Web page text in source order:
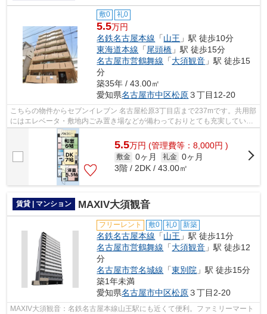
敷0 礼0
5.5万円
名鉄名古屋本線 「山王 」駅 徒歩10分
東海道本線 「尾頭橋 」駅 徒歩15分
名古屋市営鶴舞線 「大須観音 」駅 徒歩15
分
築35年 / 43.00㎡
愛知県名古屋市中区松原３丁目12-20
こちらの物件からセブンイレブン 名古屋松原3丁目店まで237mです。共用部
にはエレベータ・敷地内ごみ置き場などが備わっておりとても充実していま
す。こちらはマンションタイプになり...
5.5万円 (管理費等：8,000円 )
敷金 0ヶ月 礼金 0ヶ月
3階 / 2DK / 43.00㎡
賃貸 | マンション MAXIV大須観音
フリーレント 敷0 礼0 新築
名鉄名古屋本線 「山王 」駅 徒歩11分
名古屋市営鶴舞線 「大須観音 」駅 徒歩12
分
名古屋市営名城線 「東別院 」駅 徒歩15分
築1年未満
愛知県名古屋市中区松原３丁目2-20
MAXIV大須観音：名鉄名古屋本線山王駅にも近くて便利。ファミリーマート